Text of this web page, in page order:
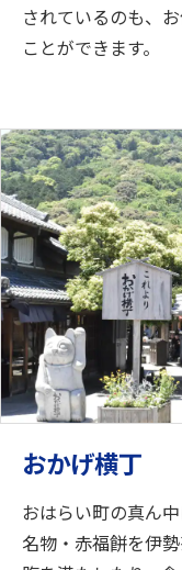
されているのも、
ことができます。
おかげ横丁
おはらい町の真ん
名物・赤福餅を伊